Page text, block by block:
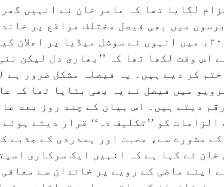
لگایا تھا کہ عامر خان نے انہیں
میں بھی فیصل مختلف مواقع پر
اگست ۲۰۲۵ء میں انہوں نے سوشل میڈیا پر
اس وقت لکھا تھا کہ ’’بھاری دل لیکن
کر دیے ہیں۔ یہ فیصلہ مشکل ضرور ہے
میں فیصل نے یہ بھی بتایا تھا کہ
دیتے ہیں۔ اس بیان کے چند روز بعد
الزامات کو ’’تکلیف دہ‘‘ قرار دیتے
کے مشورے سے، محبت اور ہمدردی کے جذبے
خان نے کہا ہے کہ انہیں ایک سرکاری
اپنے ماضی کے رویے پر خاندان سے